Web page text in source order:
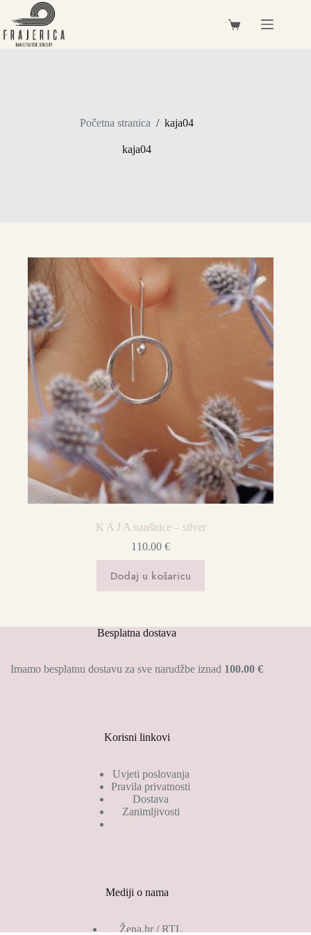
Preskoči
sadržaj
Košarica
Početna stranica / kaja04
kaja04
K A J A naušnice – silver
110.00€
Dodaj u košaricu
Besplatna dostava
Imamo besplatnu dostavu za sve narudžbe iznad 100.00 €
Korisni linkovi
Uvjeti poslovanja
Pravila privatnosti
Dostava
Zanimljivosti
Mediji o nama
Žena.hr / RTL